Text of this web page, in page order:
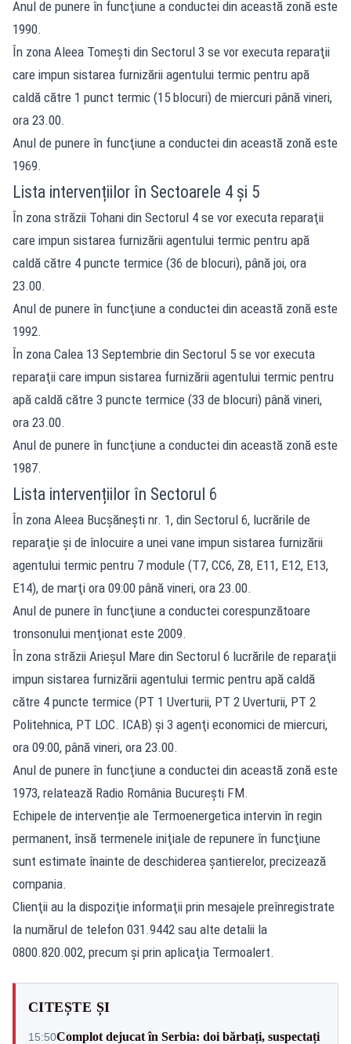
Anul de punere în funcţiune a conductei din această zonă este
1990.
În zona Aleea Tomeşti din Sectorul 3 se vor executa reparaţii
care impun sistarea furnizării agentului termic pentru apă
caldă către 1 punct termic (15 blocuri) de miercuri până vineri,
ora 23.00.
Anul de punere în funcţiune a conductei din această zonă este
1969.
Lista intervențiilor în Sectoarele 4 și 5
În zona străzii Tohani din Sectorul 4 se vor executa reparaţii
care impun sistarea furnizării agentului termic pentru apă
caldă către 4 puncte termice (36 de blocuri), până joi, ora
23.00.
Anul de punere în funcţiune a conductei din această zonă este
1992.
În zona Calea 13 Septembrie din Sectorul 5 se vor executa
reparaţii care impun sistarea furnizării agentului termic pentru
apă caldă către 3 puncte termice (33 de blocuri) până vineri,
ora 23.00.
Anul de punere în funcţiune a conductei din această zonă este
1987.
Lista intervențiilor în Sectorul 6
În zona Aleea Bucşăneşti nr. 1, din Sectorul 6, lucrările de
reparaţie şi de înlocuire a unei vane impun sistarea furnizării
agentului termic pentru 7 module (T7, CC6, Z8, E11, E12, E13,
E14), de marţi ora 09:00 până vineri, ora 23.00.
Anul de punere în funcţiune a conductei corespunzătoare
tronsonului menţionat este 2009.
În zona străzii Arieşul Mare din Sectorul 6 lucrările de reparaţii
impun sistarea furnizării agentului termic pentru apă caldă
către 4 puncte termice (PT 1 Uverturii, PT 2 Uverturii, PT 2
Politehnica, PT LOC. ICAB) şi 3 agenţi economici de miercuri,
ora 09:00, până vineri, ora 23.00.
Anul de punere în funcţiune a conductei din această zonă este
1973, relatează Radio România București FM.
Echipele de intervenție ale Termoenergetica intervin în regin
permanent, însă termenele iniţiale de repunere în funcţiune
sunt estimate înainte de deschiderea şantierelor, precizează
compania.
Clienţii au la dispoziţie informaţii prin mesajele preînregistrate
la numărul de telefon 031.9442 sau alte detalii la
0800.820.002, precum şi prin aplicaţia Termoalert.
CITEȘTE ȘI
15:50Complot dejucat în Serbia: doi bărbați, suspectați